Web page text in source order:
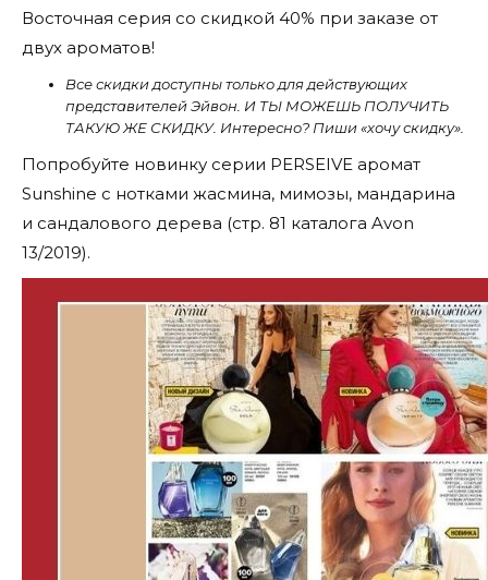
Восточная серия со скидкой 40% при заказе от
двух ароматов!
Все скидки доступны только для действующих
представителей Эйвон. И ТЫ МОЖЕШЬ ПОЛУЧИТЬ
ТАКУЮ ЖЕ СКИДКУ. Интересно? Пиши «хочу скидку».
Попробуйте новинку серии PERSEIVE аромат
Sunshine c нотками жасмина, мимозы, мандарина
и сандалового дерева (стр. 81 каталога Avon
13/2019).